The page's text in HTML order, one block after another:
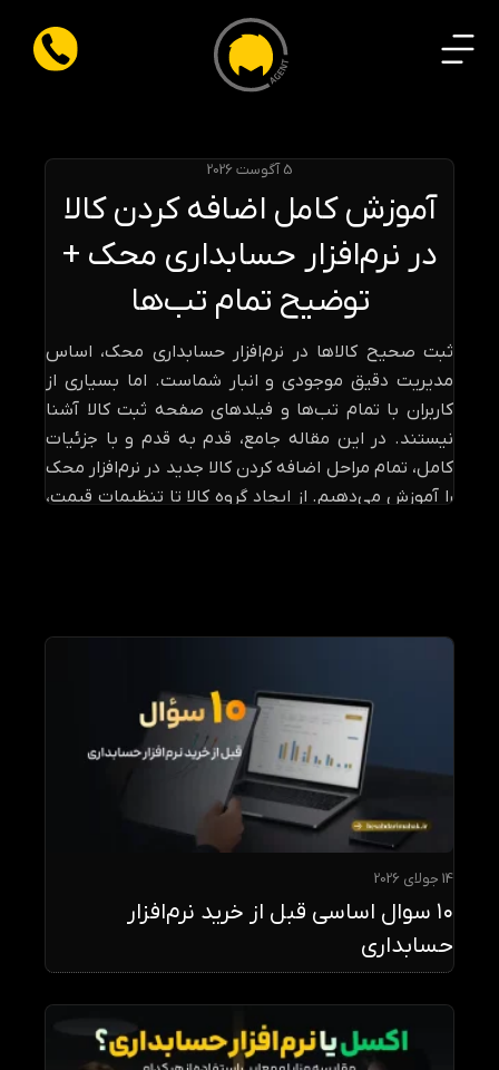
5 آگوست 2026
آموزش کامل اضافه کردن کالا
در نرم‌افزار حسابداری محک +
توضیح تمام تب‌ها
ثبت صحیح کالاها در نرم‌افزار حسابداری محک، اساس
مدیریت دقیق موجودی و انبار شماست. اما بسیاری از
کاربران با تمام تب‌ها و فیلدهای صفحه ثبت کالا آشنا
نیستند. در این مقاله جامع، قدم به قدم و با جزئیات
کامل، تمام مراحل اضافه کردن کالا جدید در نرم‌افزار محک
را آموزش می‌دهیم. از ایجاد گروه کالا تا تنظیمات قیمت،
14 جولای 2026
۱۰ سوال اساسی قبل از خرید نرم‌افزار
حسابداری